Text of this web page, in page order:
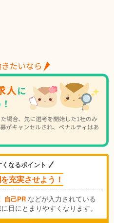
なるポイント
充実させよう！
自己PR などが入力されている
目にとまりやすくなります。